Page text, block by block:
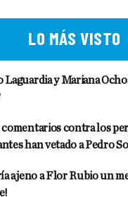
LO MÁS VISTO
Laguardia y Mariana
comentarios contra los
han vetado a Pedro
ajeno a Flor Rubio un